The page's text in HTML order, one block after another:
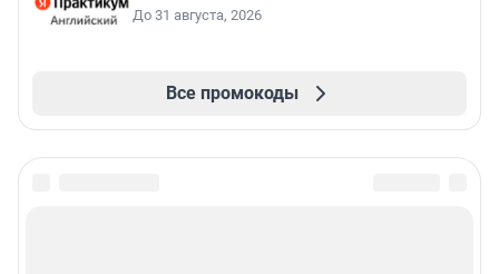
До 31 августа, 2026
Все промокоды